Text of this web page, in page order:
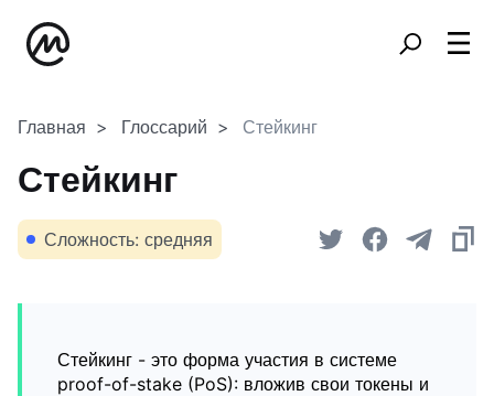
Главная Глоссарий Стейкинг
Стейкинг
Сложность: средняя
Стейкинг - это форма участия в системе
proof-of-stake (PoS): вложив свои токены и